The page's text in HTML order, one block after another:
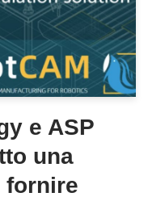
e ASP
una
fornire